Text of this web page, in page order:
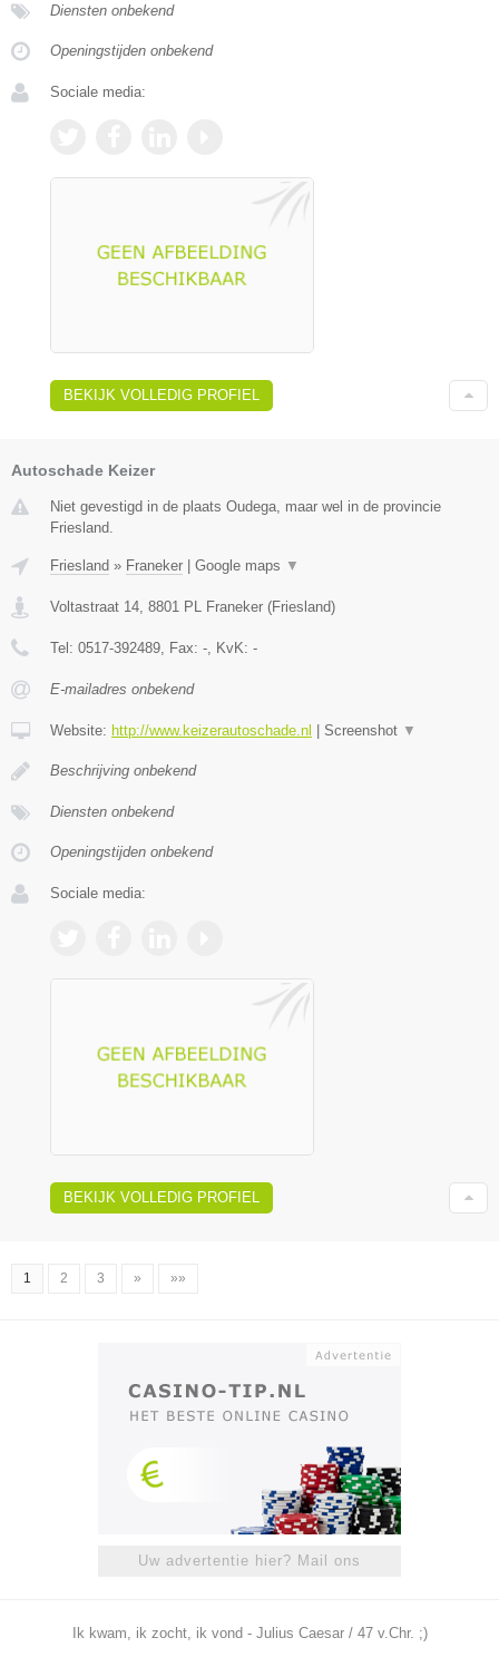
Diensten onbekend
Openingstijden onbekend
Sociale media:
BEKIJK VOLLEDIG PROFIEL
Autoschade Keizer
Niet gevestigd in de plaats Oudega, maar wel in de provincie
Friesland.
Friesland » Franeker Google maps ▼
Voltastraat 14, 8801 PL Franeker (Friesland)
Tel: 0517-392489, Fax: -, KvK: -
E-mailadres onbekend
Website: http://www.keizerautoschade.nl Screenshot ▼
Beschrijving onbekend
Diensten onbekend
Openingstijden onbekend
Sociale media:
BEKIJK VOLLEDIG PROFIEL
1 2 3 » »»
Uw advertentie hier? Mail ons
Ik kwam, ik zocht, ik vond - Julius Caesar / 47 v.Chr. ;)